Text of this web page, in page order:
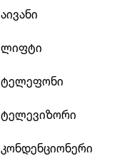
აივანი
ლიფტი
ტელეფონი
ტელევიზორი
კონდენციონერი